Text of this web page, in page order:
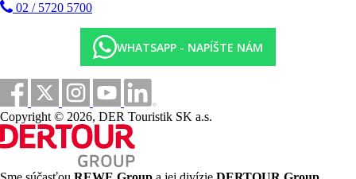
02 / 5720 5700
WHATSAPP - NAPÍŠTE NÁM
Copyright © 2026, DER Touristik SK a.s.